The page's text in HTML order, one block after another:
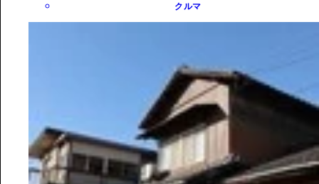
クルマ